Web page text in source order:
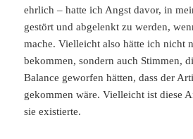
ehrlich – hatte ich Angst davor, in
gestört und abgelenkt zu werden,
mache. Vielleicht also hätte ich nicht
bekommen, sondern auch Stimmen,
Balance geworfen hätten, dass der
gekommen wäre. Vielleicht ist diese
sie existierte.